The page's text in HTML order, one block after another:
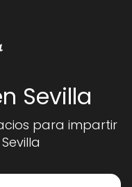
Sevilla
para impartir